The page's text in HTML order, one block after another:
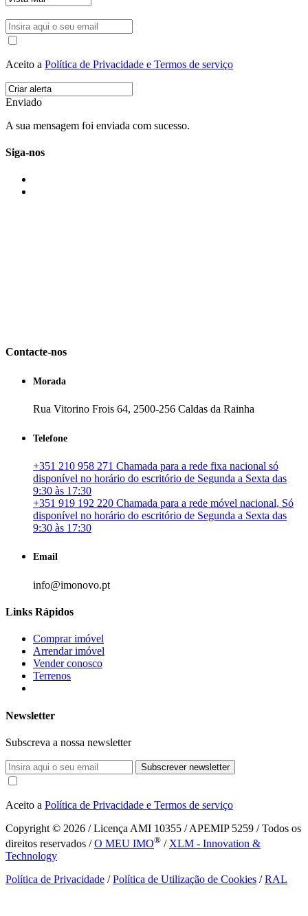
Aceito a Política de Privacidade e Termos de serviço
Enviado
A sua mensagem foi enviada com sucesso.
Siga-nos
Contacte-nos
Morada
Rua Vitorino Frois 64, 2500-256 Caldas da Rainha
Telefone
+351 210 958 271 Chamada para a rede fixa nacional só
disponível no horário do escritório de Segunda a Sexta das
9:30 às 17:30
+351 919 192 220 Chamada para a rede móvel nacional, Só
disponível no horário do escritório de Segunda a Sexta das
9:30 às 17:30
Email
info@imonovo.pt
Links Rápidos
Comprar imóvel
Arrendar imóvel
Vender conosco
Terrenos
Newsletter
Subscreva a nossa newsletter
Subscrever newsletter
Aceito a Política de Privacidade e Termos de serviço
Copyright © 2026 / Licença AMI 10355 / APEMIP 5259 / Todos os
direitos reservados /O MEU IMO® / XLM - Innovation &
Technology
Política de Privacidade /Política de Utilização de Cookies /RAL